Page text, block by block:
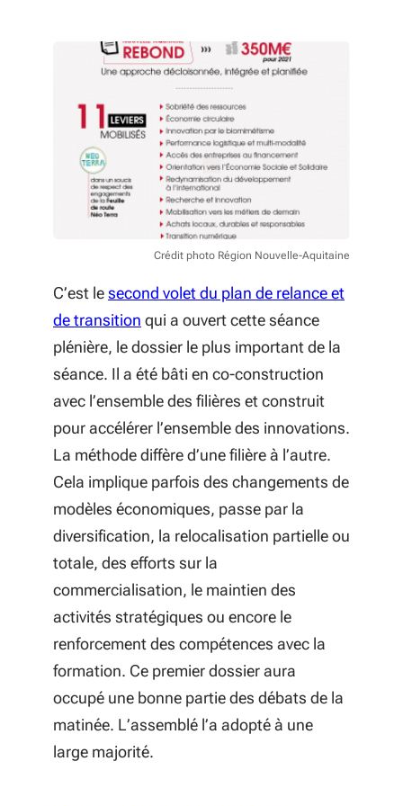
professionnelle (2020 - 2021)
11 4 nouveaux Contrats régionaux
de filière pour accompagner les
transitions et sécuriser les emplois
et les compétences
12 Convention de partenariat
entre France Compétences et le
Conseil régional de Nouvelle-
13 Feuille de route hydrogène -
2020 - 2023
14 Feuille de route pour un
Numérique Responsable 2020-
2022
15 Charte Villes et Territoires sans
perturbateurs endocriniens de la
Région Nouvelle-Aquitaine
16 Création d'un fonds solidarité à
destination des familles des
lycéens
17 La relance et la résilience au
cœur de l'action territoriale
18 Revitalisation centres villes /
centres bourgs : conventions
Crédit photo Région Nouvelle-Aquitaine
C’est lesecond volet du plan de relance et
de transition (S'ouvre dans une nouvelle fenêtre)
qui a ouvert cette séance
plénière, le dossier le plus important de la
séance. Il a été bâti en co-construction
avec l’ensemble des filières et construit
pour accélérer l’ensemble des innovations.
La méthode diffère d’une filière à l’autre.
Cela implique parfois des changements de
modèles économiques, passe par la
diversification, la relocalisation partielle ou
totale, des efforts sur la
commercialisation, le maintien des
activités stratégiques ou encore le
renforcement des compétences avec la
formation. Ce premier dossier aura
occupé une bonne partie des débats de la
matinée. L’assemblé l’a adopté à une
large majorité.